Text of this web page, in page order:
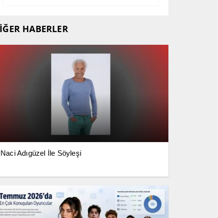
HABERLER
Naci Adıgüzel İle Söyleşi